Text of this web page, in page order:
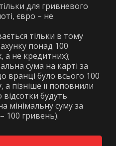
для гривневого
євро – не
тільки в тому
понад 100
а не кредитних);
сума на карті за
вранці було всього 100
пізніше її поповнили
будуть
мінімальну суму за
100 гривень).